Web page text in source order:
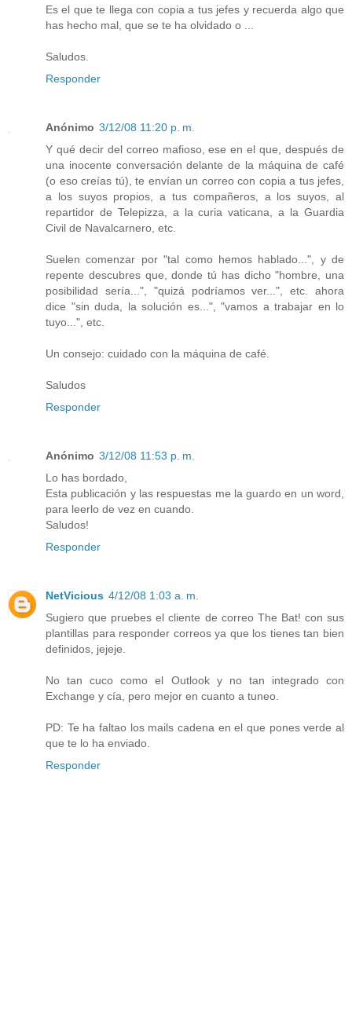
Es el que te llega con copia a tus jefes y recuerda algo que
has hecho mal, que se te ha olvidado o ...
Saludos.
Responder
Anónimo 3/12/08 11:20 p. m.
Y qué decir del correo mafioso, ese en el que, después de
una inocente conversación delante de la máquina de café
(o eso creías tú), te envían un correo con copia a tus jefes,
a los suyos propios, a tus compañeros, a los suyos, al
repartidor de Telepizza, a la curia vaticana, a la Guardia
Civil de Navalcarnero, etc.
Suelen comenzar por "tal como hemos hablado...", y de
repente descubres que, donde tú has dicho "hombre, una
posibilidad sería...", "quizá podríamos ver...", etc. ahora
dice "sin duda, la solución es...", "vamos a trabajar en lo
tuyo...", etc.
Un consejo: cuidado con la máquina de café.
Saludos
Responder
Anónimo 3/12/08 11:53 p. m.
Lo has bordado,
Esta publicación y las respuestas me la guardo en un word,
para leerlo de vez en cuando.
Saludos!
Responder
NetVicious 4/12/08 1:03 a. m.
Sugiero que pruebes el cliente de correo The Bat! con sus
plantillas para responder correos ya que los tienes tan bien
definidos, jejeje.
No tan cuco como el Outlook y no tan integrado con
Exchange y cía, pero mejor en cuanto a tuneo.
PD: Te ha faltao los mails cadena en el que pones verde al
que te lo ha enviado.
Responder